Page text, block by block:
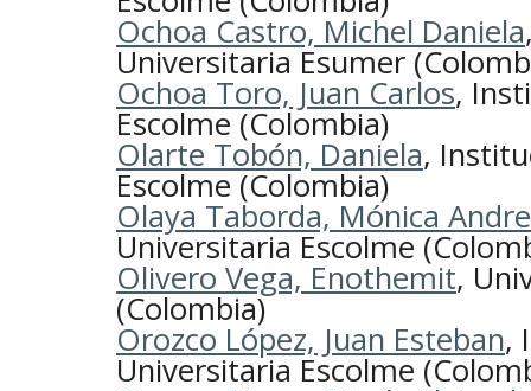
Ochoa Castro, Michel Daniela
Universitaria Esumer
Ochoa Toro, Juan Carlos,
Escolme (Colombia)
Olarte Tobón, Daniela,
Escolme (Colombia)
Olaya Taborda, Mónica
Universitaria Escolme
Olivero Vega, Enothemit,
(Colombia)
Orozco López, Juan Esteban,
Universitaria Escolme